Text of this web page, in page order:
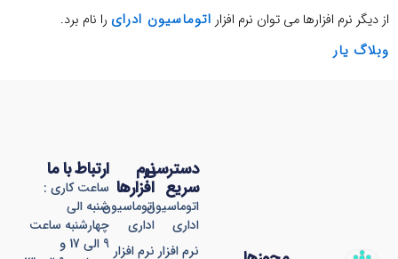
از دیگر نرم افزارها می توان نرم افزار اتوماسیون ادرای را نام برد.
وبلاگ یار
نرم
افزارها
اتوماسیون
اداری
نرم افزار
دسترسی
سریع
اتوماسیون
اداری
نرم افزار
ارتباط با ما
ساعت کاری :
شنبه الی
چهارشنبه ساعت
9 الی 17 و